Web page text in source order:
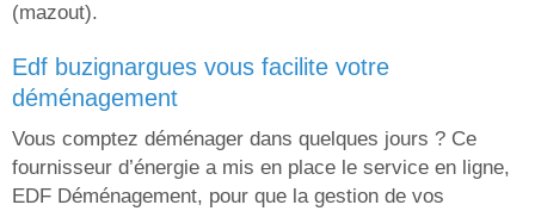
(mazout).
edf buzignargues vous facilite votre
déménagement
Vous comptez déménager dans quelques jours ? Ce
fournisseur d’énergie a mis en place le service en ligne,
EDF Déménagement, pour que la gestion de vos